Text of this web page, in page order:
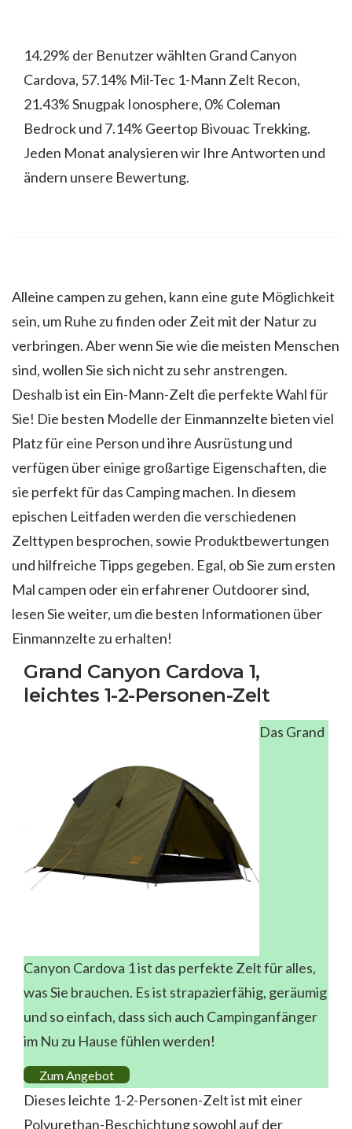
14.29% der Benutzer wählten Grand Canyon
Cardova, 57.14% Mil-Tec 1-Mann Zelt Recon,
21.43% Snugpak Ionosphere, 0% Coleman
Bedrock und 7.14% Geertop Bivouac Trekking.
Jeden Monat analysieren wir Ihre Antworten und
ändern unsere Bewertung.
Alleine campen zu gehen, kann eine gute Möglichkeit
sein, um Ruhe zu finden oder Zeit mit der Natur zu
verbringen. Aber wenn Sie wie die meisten Menschen
sind, wollen Sie sich nicht zu sehr anstrengen.
Deshalb ist ein Ein-Mann-Zelt die perfekte Wahl für
Sie! Die besten Modelle der Einmannzelte bieten viel
Platz für eine Person und ihre Ausrüstung und
verfügen über einige großartige Eigenschaften, die
sie perfekt für das Camping machen. In diesem
epischen Leitfaden werden die verschiedenen
Zelttypen besprochen, sowie Produktbewertungen
und hilfreiche Tipps gegeben. Egal, ob Sie zum ersten
Mal campen oder ein erfahrener Outdoorer sind,
lesen Sie weiter, um die besten Informationen über
Einmannzelte zu erhalten!
Grand Canyon Cardova 1,
leichtes 1-2-Personen-Zelt
Das Grand
Canyon Cardova 1 ist das perfekte Zelt für alles,
was Sie brauchen. Es ist strapazierfähig, geräumig
und so einfach, dass sich auch Campinganfänger
im Nu zu Hause fühlen werden!
Zum Angebot
Dieses leichte 1-2-Personen-Zelt ist mit einer
Polyurethan-Beschichtung sowohl auf der